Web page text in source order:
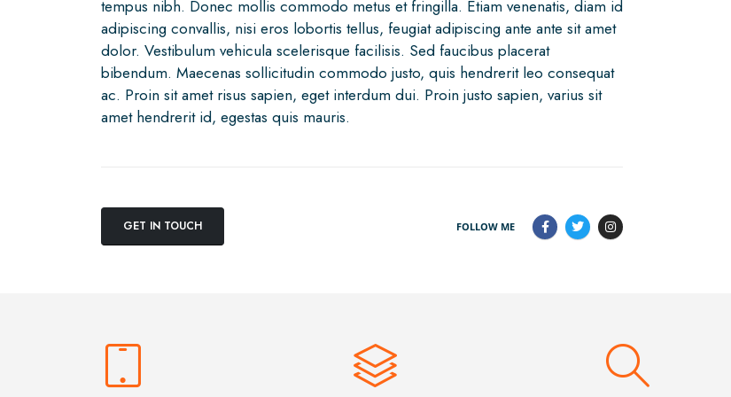
tempus nibh. Donec mollis commodo metus et fringilla. Etiam venenatis, diam id
adipiscing convallis, nisi eros lobortis tellus, feugiat adipiscing ante ante sit amet
dolor. Vestibulum vehicula scelerisque facilisis. Sed faucibus placerat
bibendum. Maecenas sollicitudin commodo justo, quis hendrerit leo consequat
ac. Proin sit amet risus sapien, eget interdum dui. Proin justo sapien, varius sit
amet hendrerit id, egestas quis mauris.
GET IN TOUCH FOLLOW ME